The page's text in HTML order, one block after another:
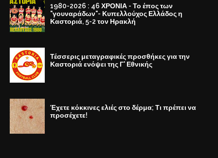
1980-2026 : 46 ΧΡΟΝΙΑ - Το έπος των
"γουναράδων"- Κυπελλούχος Ελλάδος η
Καστοριά, 5-2 τον Ηρακλή
Τέσσερις μεταγραφικές προσθήκες για την
Καστοριά ενόψει της Γ' Εθνικής
Έχετε κόκκινες ελιές στο δέρμα; Τι πρέπει να
προσέχετε!